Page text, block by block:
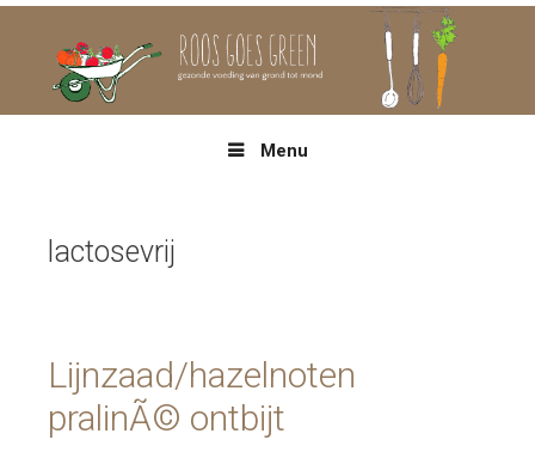
Menu
lactosevrij
Lijnzaad/hazelnoten
pralinÃ© ontbijt